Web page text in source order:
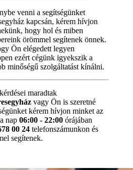
venni a segítségünket
kapcsán, kérem hívjon
hogy hol és miben
örömmel segítenek önnek.
Ön elégedett legyen
ezért cégünk igyekszik a
minőségű szolgáltatást kínálni.
maradtak
vagy Ön is szeretné
kérem hívjon minket az
nap 06:00 - 22:00 órájában
00 24 telefonszámunkon és
segítenek.